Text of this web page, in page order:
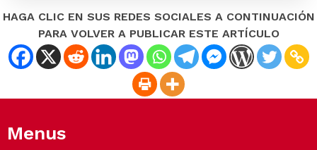
HAGA CLIC EN SUS REDES SOCIALES A CONTINUACIÓN
PARA VOLVER A PUBLICAR ESTE ARTÍCULO
Menus